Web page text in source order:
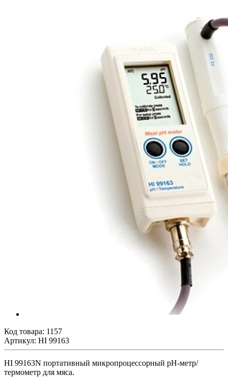
Код товара: 1157
Артикул: HI 99163
HI 99163N портативный микропроцессорный рН-метр/
термометр для мяса.